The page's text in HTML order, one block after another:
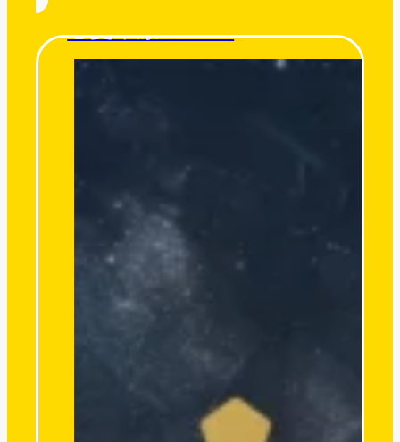
忘憂草原 Tatami